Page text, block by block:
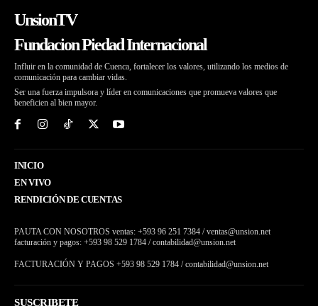
UnsionTV
Fundacion Piedad Internacional
Influir en la comunidad de Cuenca, fortalecer los valores, utilizando los medios de
comunicación para cambiar vidas.
Ser una fuerza impulsora y líder en comunicaciones que promueva valores que
beneficien al bien mayor.
INICIO
EN VIVO
RENDICIÓN DE CUENTAS
PAUTA CON NOSOTROS ventas: +593 96 251 7384 / ventas@unsion.net
facturación y pagos: +593 98 529 1784 / contabilidad@unsion.net
FACTURACIÓN Y PAGOS +593 98 529 1784 / contabilidad@unsion.net
SUSCRIBETE